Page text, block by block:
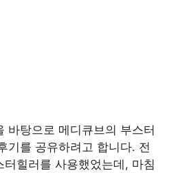
바탕으로 메디큐브의 부스터
기를 공유하려고 합니다. 전
힐러를 사용했었는데, 마침